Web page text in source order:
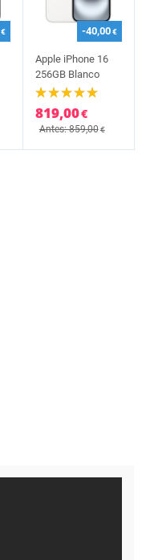
€ -40,00€
Apple iPhone 16
256GB Blanco
819,00€
Antes: 859,00€